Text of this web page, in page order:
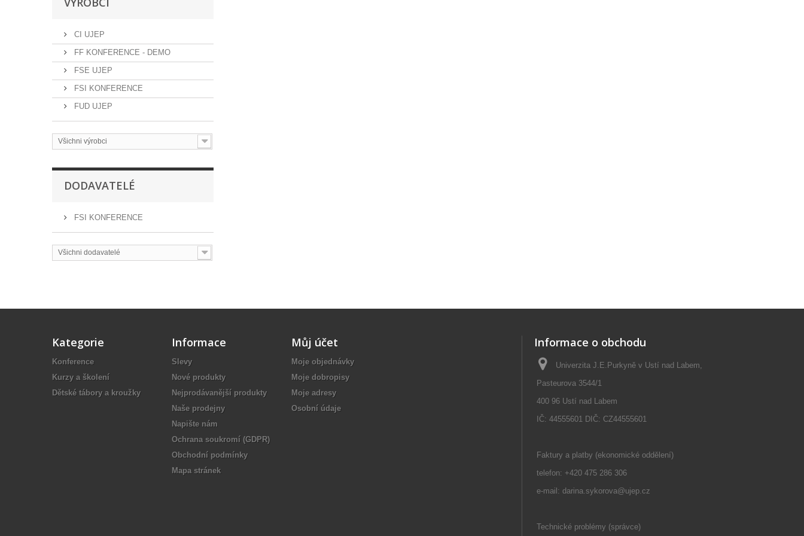
CI UJEP
FF KONFERENCE - DEMO
FSE UJEP
FSI KONFERENCE
FUD UJEP
Všichni výrobci
DODAVATELÉ
FSI KONFERENCE
Všichni dodavatelé
Kategorie
Konference
Kurzy a školení
Dětské tábory a kroužky
Informace
Slevy
Nové produkty
Nejprodávanější produkty
Naše prodejny
Napište nám
Ochrana soukromí (GDPR)
Obchodní podmínky
Mapa stránek
Můj účet
Moje objednávky
Moje dobropisy
Moje adresy
Osobní údaje
Informace o obchodu
Univerzita J.E.Purkyně v Ustí nad Labem,
Pasteurova 3544/1
400 96 Ustí nad Labem
IČ: 44555601 DIČ: CZ44555601
Faktury a platby (ekonomické oddělení)
telefon: +420 475 286 306
e-mail: darina.sykorova@ujep.cz
Technické problémy (správce)